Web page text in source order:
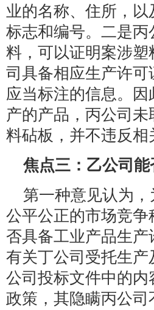
业的名称、住所，
标志和编号。二是
料，可以证明案涉
司具备相应生产许
应当标注的信息。
产的产品，丙公司
料砧板，并不违反相
焦点三：乙公司
第一种意见认为
公平公正的市场竞
否具备工业产品生
有关丁公司受托生
公司投标文件中的
政策，其隐瞒丙公